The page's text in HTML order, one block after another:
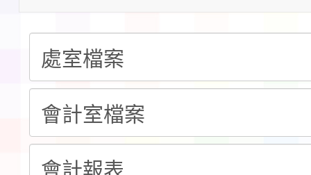
請一案
檢送桃園市115學年度
及師生本土語及新住民
實施要點各1份
115年食農教育專業人
程
函轉國家通訊傳播委員